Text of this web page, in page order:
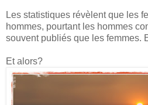
Les statistiques révèlent que les
hommes, pourtant les hommes
souvent publiés que les femmes.
Et alors?